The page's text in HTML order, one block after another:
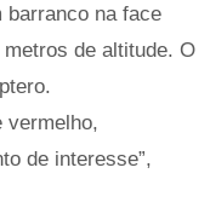
barranco na face
de altitude. O
vermelho,
de interesse”,